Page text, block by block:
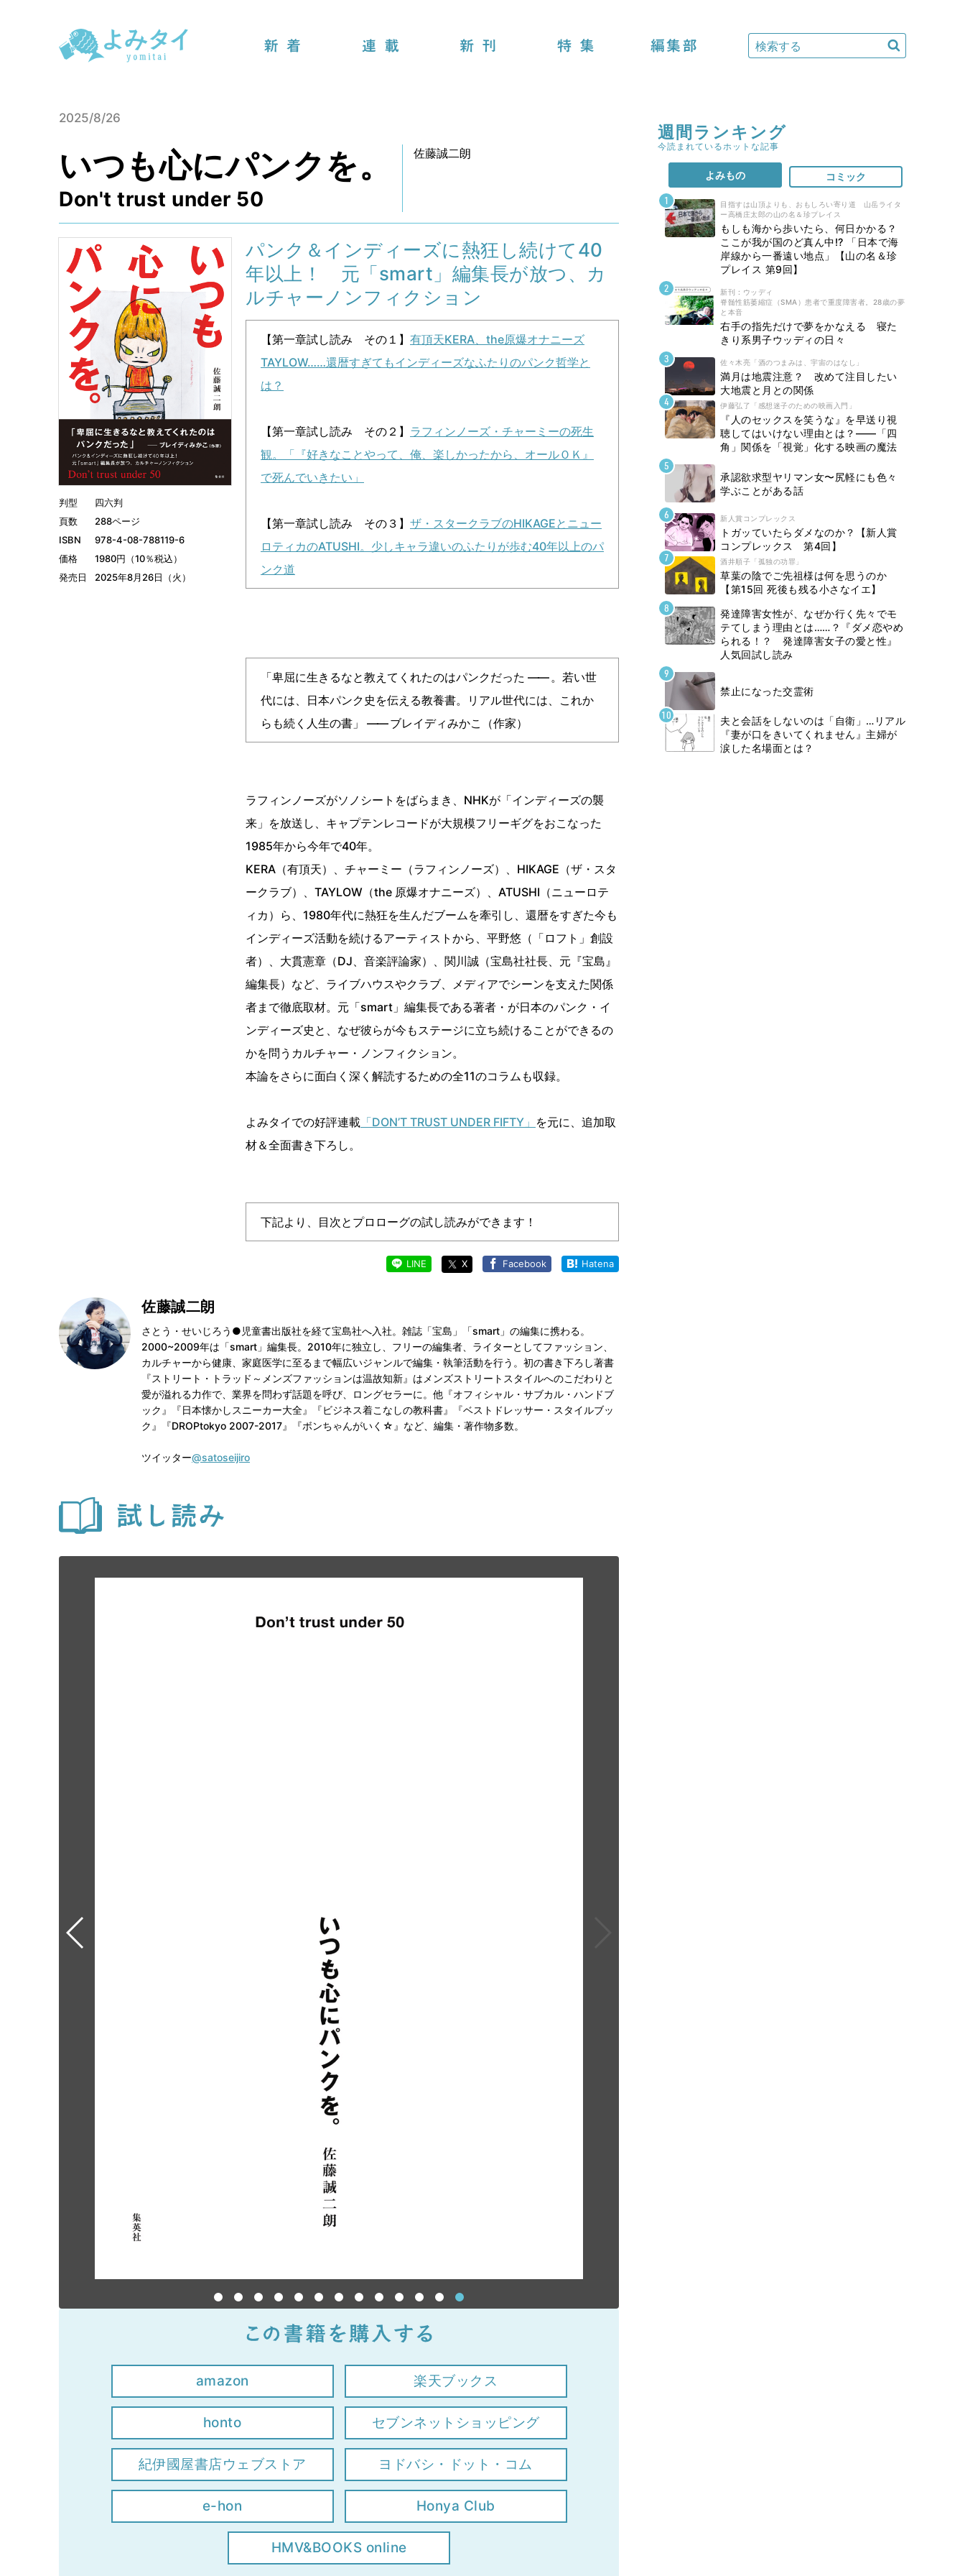
2025/8/26
いつも心にパンクを。
Don't trust under 50
佐藤誠二朗
判型
四六判
頁数
288ページ
ISBN
978-4-08-788119-6
価格
1980円（10％税込）
発売日
2025年8月26日（火）
パンク＆インディーズに熱狂し続けて40
年以上！ 元「smart」編集長が放つ、カ
ルチャーノンフィクション
【第一章試し読み その１】 有頂天KERA、the原爆オナニーズ
TAYLOW……還暦すぎてもインディーズなふたりのパンク哲学と
は？
【第一章試し読み その２】 ラフィンノーズ・チャーミーの死生
観。「『好きなことやって、俺、楽しかったから、オールＯＫ』
で死んでいきたい」
【第一章試し読み その３】 ザ・スタークラブのHIKAGEとニュー
ロティカのATUSHI。少しキャラ違いのふたりが歩む40年以上のパ
ンク道
「卑屈に生きるなと教えてくれたのはパンクだった ―― 。若い世
代には、日本パンク史を伝える教養書。リアル世代には、これか
らも続く人生の書」
―― ブレイディみかこ（作家）
ラフィンノーズがソノシートをばらまき、NHKが「インディーズの襲
来」を放送し、キャプテンレコードが大規模フリーギグをおこなった
1985年から今年で40年。
KERA（有頂天）、チャーミー（ラフィンノーズ）、HIKAGE（ザ・スタ
ークラブ）、TAYLOW（the 原爆オナニーズ）、ATUSHI（ニューロテ
ィカ）ら、1980年代に熱狂を生んだブームを牽引し、還暦をすぎた今も
インディーズ活動を続けるアーティストから、平野悠（「ロフト」創設
者）、大貫憲章（DJ、音楽評論家）、関川誠（宝島社社長、元『宝島』
編集長）など、ライブハウスやクラブ、メディアでシーンを支えた関係
者まで徹底取材。元「smart」編集長である著者・が日本のパンク・イ
ンディーズ史と、なぜ彼らが今もステージに立ち続けることができるの
かを問うカルチャー・ノンフィクション。
本論をさらに面白く深く解読するための全11のコラムも収録。
よみタイでの好評連載 「DON’T TRUST UNDER FIFTY」 を元に、追加取
材＆全面書き下ろし。
下記より、目次とプロローグの試し読みができます！
LINE X Facebook Hatena
佐藤誠二朗
さとう・せいじろう●児童書出版社を経て宝島社へ入社。雑誌「宝島」「smart」の編集に携わる。
2000~2009年は「smart」編集長。2010年に独立し、フリーの編集者、ライターとしてファッション、
カルチャーから健康、家庭医学に至るまで幅広いジャンルで編集・執筆活動を行う。初の書き下ろし著書
『ストリート・トラッド～メンズファッションは温故知新』はメンズストリートスタイルへのこだわりと
愛が溢れる力作で、業界を問わず話題を呼び、ロングセラーに。他『オフィシャル・サブカル・ハンドブ
ック』『日本懐かしスニーカー大全』『ビジネス着こなしの教科書』『ベストドレッサー・スタイルブッ
ク』『DROPtokyo 2007-2017』『ボンちゃんがいく☆』など、編集・著作物多数。
ツイッター@satoseijiro
amazon 楽天ブックス
honto セブンネットショッピング
紀伊國屋書店ウェブストア ヨドバシ・ドット・コム
e-hon Honya Club
HMV&BOOKS online
週間ランキング
今読まれているホットな記事
よみもの コミック
目指すは山頂よりも、おもしろい寄り道 山岳ライタ
ー高橋庄太郎の山の名＆珍プレイス
もしも海から歩いたら、何日かかる？
ここが我が国のど真ん中!? 「日本で海
岸線から一番遠い地点」【山の名＆珍
プレイス 第9回】
新刊 : ウッディ
脊髄性筋萎縮症（SMA）患者で重度障害者。28歳の夢
と本音
右手の指先だけで夢をかなえる 寝た
きり系男子ウッディの日々
佐々木亮「酒のつまみは、宇宙のはなし」
満月は地震注意？ 改めて注目したい
大地震と月との関係
伊藤弘了「感想迷子のための映画入門」
『人のセックスを笑うな』を早送り視
聴してはいけない理由とは？――「四
角」関係を「視覚」化する映画の魔法
承認欲求型ヤリマン女〜尻軽にも色々
学ぶことがある話
新人賞コンプレックス
トガッていたらダメなのか？【新人賞
コンプレックス 第4回】
酒井順子「孤独の功罪」
草葉の陰でご先祖様は何を思うのか
【第15回 死後も残る小さなイエ】
発達障害女性が、なぜか行く先々でモ
テてしまう理由とは……？『ダメ恋やめ
られる！？ 発達障害女子の愛と性』
人気回試し読み
禁止になった交霊術
夫と会話をしないのは「自衛」…リアル
『妻が口をきいてくれません』主婦が
涙した名場面とは？